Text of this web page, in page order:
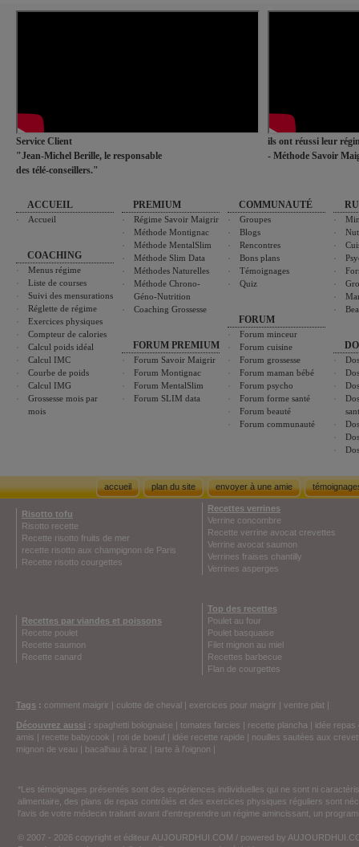
Service Client
"Jean-Michel Berille, le responsable
des télé-conseillers."
ils ont réussi leur
- Méthode Savoir
ACCUEIL
Accueil
COACHING
Menus régime
Liste de courses
Suivi des mensurations
Réglette de régime
Exercices physiques
Compteur de calories
Calcul poids idéal
Calcul IMC
Courbe de poids
Calcul IMG
Grossesse mois par
mois
PREMIUM
Régime Savoir Maigrir
Méthode Montignac
Méthode MentalSlim
Méthode Slim Data
Méthodes Naturelles
Méthode Chrono-
Géno-Nutrition
Coaching Grossesse
FORUM PREMIUM
Forum Savoir Maigrir
Forum Montignac
Forum MentalSlim
Forum SLIM data
COMMUNAUTÉ
Groupes
Blogs
Rencontres
Bons plans
Témoignages
Quiz
FORUM
Forum minceur
Forum cuisine
Forum grossesse
Forum maman bébé
Forum psycho
Forum forme santé
Forum beauté
Forum communauté
accueil plan du site envoyer à une amie
Risotto tofu
Risotto recette
Recette risotto fruits de mer
recette risotto aux champignon de Paris
Recette risotto courgettes
Recettes verrines
Verrine concombre
Recette verrine avocat crevettes
Verrine avocat saumon
Verrines fraises chantilly
Verrines asperges
Recettes par viandes et poissons
Recette poulet
Recette saumon
Recette canard
Top des recettes
Poulet au four
Poulet basquaise
Filet mignon au miel
Recettes barbecue
Flan de courgettes
Tags : comment maigrir | culotte de cheval | exercices pour maigrir | ventre plat |
Découvrez aussi : spaghetti bolognaise | tomates farcies | recette plancha | idée repas
amis | recette babycook | roti de boeuf | idée recette rapide | nouilles sautées aux
mignon de veau | bacalhau à braz | tarte à l'oignon |
*Les témoignages présentés sont des expériences individuelles qui ne sont ni
alimentaire, des plans de repas contrôlés et des exercices physiques réguliers sont
l'avis de votre médecin traitant avant d'entreprendre un régime amincissant, un
© 2007 - 2026 copyright et éditeur AUJOURDHUI.COM / powered by